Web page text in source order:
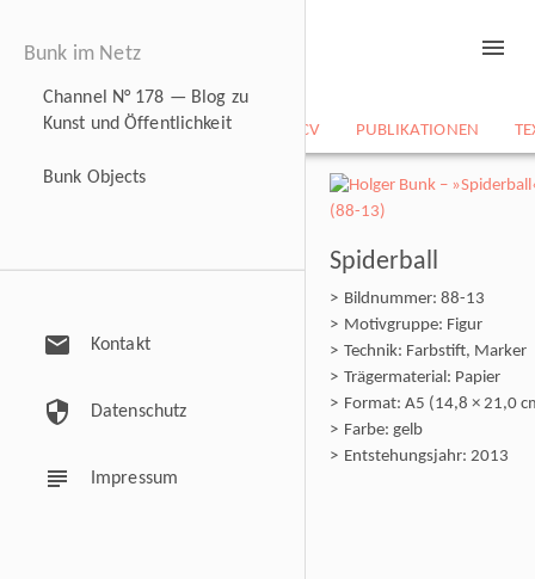
NEWS BILDARCHIV CV PUBLIKATIONEN
menu
Bunk im Netz
Channel N° 178 — Blog zu
Kunst und Öffentlichkeit
Bunk Objects
mail Kontakt
security Datenschutz
subject Impressum
Spiderball
Bildnummer: 88-13
Motivgruppe: Figur
Technik: Farbstift, Marker
Trägermaterial: Papier
Format: A5 (14,8 × 21,0
Farbe: gelb
Entstehungsjahr: 2013